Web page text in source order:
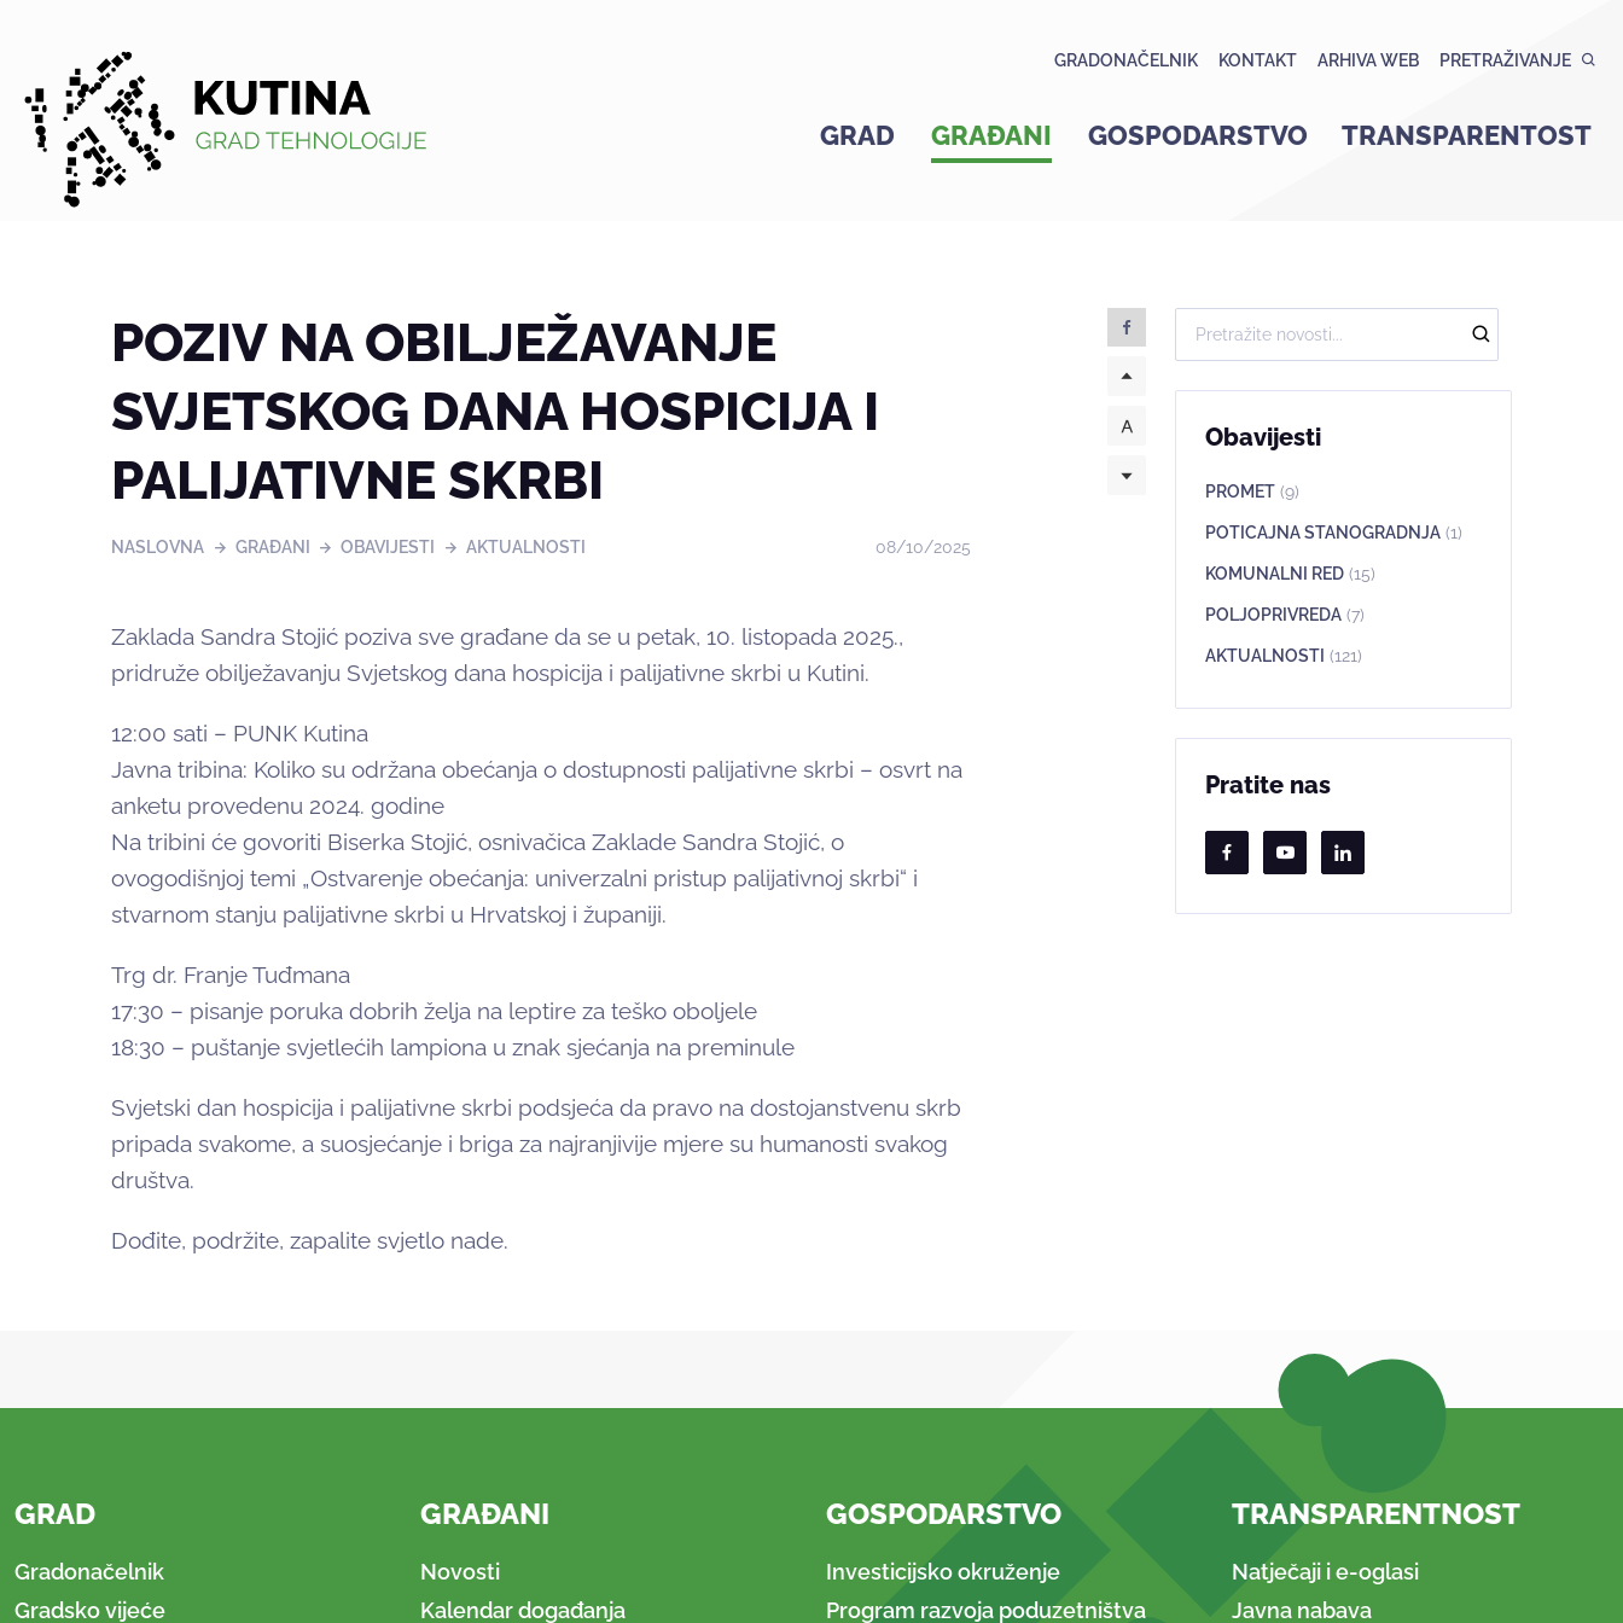
Kutina
GRADONAČELNIK KONTAKT ARHIVA WEB PRETRAŽIVANJE
GRAD GRAĐANI GOSPODARSTVO TRANSPARENTOST
POZIV NA OBILJEŽAVANJE
SVJETSKOG DANA HOSPICIJA I
PALIJATIVNE SKRBI
NASLOVNA GRAĐANI OBAVIJESTI AKTUALNOSTI 08/10/2025
Zaklada Sandra Stojić poziva sve građane da se u petak, 10. listopada 2025.,
pridruže obilježavanju Svjetskog dana hospicija i palijativne skrbi u Kutini.
12:00 sati – PUNK Kutina
Javna tribina: Koliko su održana obećanja o dostupnosti palijativne skrbi – osvrt na
anketu provedenu 2024. godine
Na tribini će govoriti Biserka Stojić, osnivačica Zaklade Sandra Stojić, o
ovogodišnjoj temi „Ostvarenje obećanja: univerzalni pristup palijativnoj skrbi“ i
stvarnom stanju palijativne skrbi u Hrvatskoj i županiji.
Trg dr. Franje Tuđmana
17:30 – pisanje poruka dobrih želja na leptire za teško oboljele
18:30 – puštanje svjetlećih lampiona u znak sjećanja na preminule
Svjetski dan hospicija i palijativne skrbi podsjeća da pravo na dostojanstvenu skrb
pripada svakome, a suosjećanje i briga za najranjivije mjere su humanosti svakog
društva.
Dođite, podržite, zapalite svjetlo nade.
Obavijesti
PROMET (9)
POTICAJNA STANOGRADNJA (1)
KOMUNALNI RED (15)
POLJOPRIVREDA (7)
AKTUALNOSTI (121)
Pratite nas
GRAD
Gradonačelnik
Gradsko vijeće
GRAĐANI
Novosti
Kalendar događanja
GOSPODARSTVO
Investicijsko okruženje
Program razvoja poduzetništva
TRANSPARENTNOST
Natječaji i e-oglasi
Javna nabava